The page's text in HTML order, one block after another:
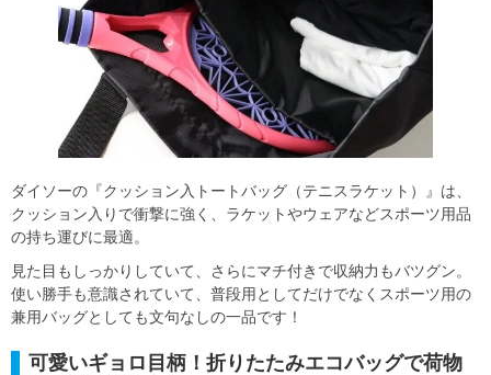
ダイソーの『クッション入トートバッグ（テニスラケット）』は、
クッション入りで衝撃に強く、ラケットやウェアなどスポーツ用品
の持ち運びに最適。
見た目もしっかりしていて、さらにマチ付きで収納力もバツグン。
使い勝手も意識されていて、普段用としてだけでなくスポーツ用の
兼用バッグとしても文句なしの一品です！
可愛いギョロ目柄！折りたたみエコバッグで荷物